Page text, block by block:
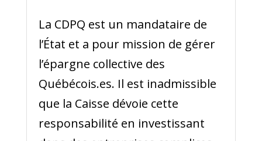
La CDPQ est un mandataire de
l’État et a pour mission de gérer
l’épargne collective des
Québécois.es. Il est inadmissible
que la Caisse dévoie cette
responsabilité en investissant